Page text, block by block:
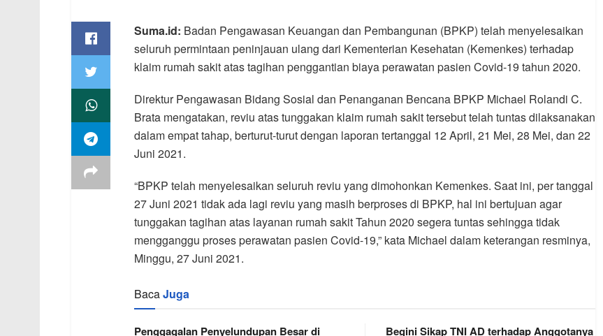
Suma.id: Badan Pengawasan Keuangan dan Pembangunan (BPKP) telah menyelesaikan
seluruh permintaan peninjauan ulang dari Kementerian Kesehatan (Kemenkes) terhadap
klaim rumah sakit atas tagihan penggantian biaya perawatan pasien Covid-19 tahun 2020.
Direktur Pengawasan Bidang Sosial dan Penanganan Bencana BPKP Michael Rolandi C.
Brata mengatakan, reviu atas tunggakan klaim rumah sakit tersebut telah tuntas dilaksanakan
dalam empat tahap, berturut-turut dengan laporan tertanggal 12 April, 21 Mei, 28 Mei, dan 22
Juni 2021.
“BPKP telah menyelesaikan seluruh reviu yang dimohonkan Kemenkes. Saat ini, per tanggal
27 Juni 2021 tidak ada lagi reviu yang masih berproses di BPKP, hal ini bertujuan agar
tunggakan tagihan atas layanan rumah sakit Tahun 2020 segera tuntas sehingga tidak
mengganggu proses perawatan pasien Covid-19,” kata Michael dalam keterangan resminya,
Minggu, 27 Juni 2021.
BacaJuga
Penggagalan Penyelundupan Besar di
Begini Sikap TNI AD terhadap Anggotanya